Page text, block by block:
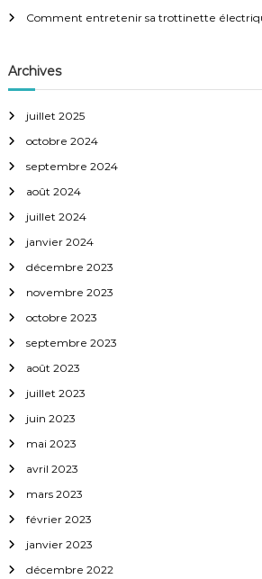
n
d
e
l
’
a
r
t
i
c
l
e
Comment entretenir sa trottinette
Archives
juillet 2025
octobre 2024
septembre 2024
août 2024
juillet 2024
janvier 2024
décembre 2023
novembre 2023
octobre 2023
septembre 2023
août 2023
juillet 2023
juin 2023
mai 2023
avril 2023
mars 2023
février 2023
janvier 2023
décembre 2022